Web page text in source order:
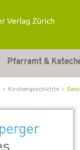
Pfarramt &
Kirchengeschichte